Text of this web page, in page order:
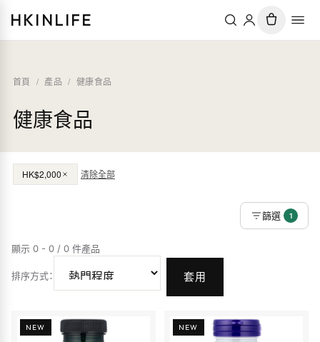
HKINLIFE
首頁 / 產品 / 健康食品
健康食品
HK$2,000 清除全部
篩選 1
顯示 0 - 0 / 0 件產品
排序方式： 套用
NEW NEW